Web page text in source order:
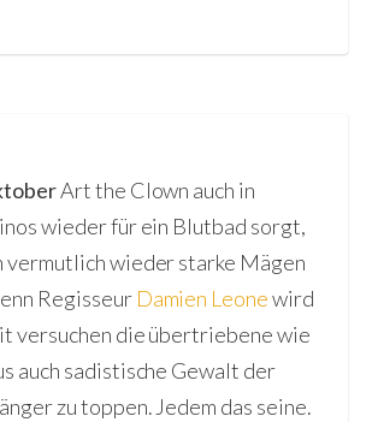
Art the Clown auch in
wieder für ein Blutbad sorgt,
vermutlich wieder starke Mägen
Regisseur Damien Leonewird
versuchen die übertriebene wie
auch sadistische Gewalt der
zu toppen. Jedem das seine.